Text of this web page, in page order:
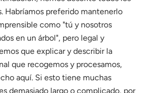
Habríamos preferido mantenerlo
como "tú y nosotros
en un árbol", pero legal y
que explicar y describir la
que recogemos y procesamos,
aquí. Si esto tiene muchas
demasiado largo o complicado, por